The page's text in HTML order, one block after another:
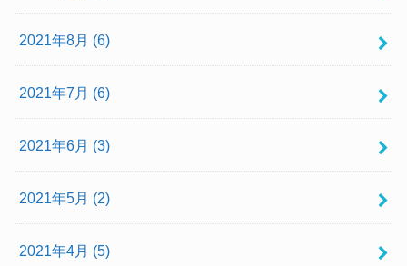
2021年8月 (6)
2021年7月 (6)
2021年6月 (3)
2021年5月 (2)
2021年4月 (5)